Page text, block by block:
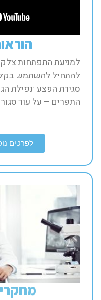
למניעת התפתחות
סגירת הפצע ונפילת
התפרים – על עור
לפרטים